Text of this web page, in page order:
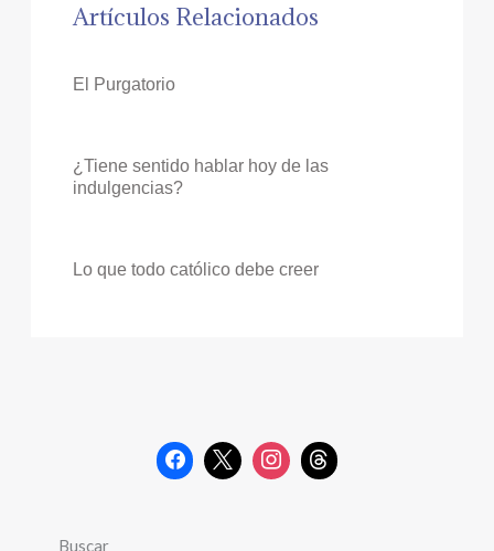
Artículos Relacionados
El Purgatorio
¿Tiene sentido hablar hoy de las
indulgencias?
Lo que todo católico debe creer
Buscar